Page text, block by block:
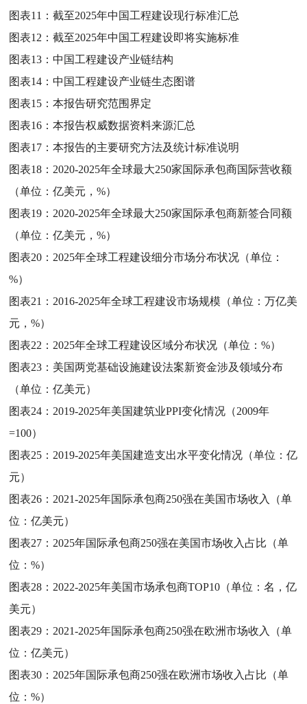
图表11：截至2025年中国工程建设现行标准汇总
图表12：截至2025年中国工程建设即将实施标准
图表13：中国工程建设产业链结构
图表14：中国工程建设产业链生态图谱
图表15：本报告研究范围界定
图表16：本报告权威数据资料来源汇总
图表17：本报告的主要研究方法及统计标准说明
图表18： 2020-2025年全球最大250家国际承包商国际营收额
（单位：亿美元，%）
图表19： 2020-2025年全球最大250家国际承包商新签合同额
（单位：亿美元，%）
图表20： 2025年全球工程建设细分市场分布状况（单位：
%）
图表21： 2016-2025年全球工程建设市场规模（单位：万亿美
元，%）
图表22： 2025年全球工程建设区域分布状况（单位：%）
图表23： 美国两党基础设施建设法案新资金涉及领域分布
（单位：亿美元）
图表24： 2019-2025年美国建筑业PPI变化情况（2009年
=100）
图表25： 2019-2025年美国建造支出水平变化情况（单位：亿
元）
图表26： 2021-2025年国际承包商250强在美国市场收入（单
位：亿美元）
图表27： 2025年国际承包商250强在美国市场收入占比（单
位：%）
图表28： 2022-2025年美国市场承包商TOP10（单位：名，亿
美元）
图表29： 2021-2025年国际承包商250强在欧洲市场收入（单
位：亿美元）
图表30： 2025年国际承包商250强在欧洲市场收入占比（单
位：%）